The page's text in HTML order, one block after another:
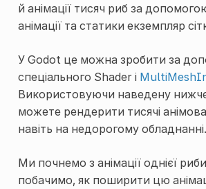
й анімації тисяч риб за
анімації та статики екземпляр
У Godot це можна зробити за
спеціального Shaderі
Використовуючи наведену нижче
можете рендерити тисячі
навіть на недорогому обладнанні.
Ми почнемо з анімації однієї
побачимо, як поширити цю